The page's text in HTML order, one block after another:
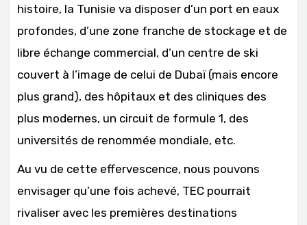
histoire, la Tunisie va disposer d’un port en eaux
profondes, d’une zone franche de stockage et de
libre échange commercial, d’un centre de ski
couvert à l’image de celui de Dubaï (mais encore
plus grand), des hôpitaux et des cliniques des
plus modernes, un circuit de formule 1, des
universités de renommée mondiale, etc.
Au vu de cette effervescence, nous pouvons
envisager qu’une fois achevé, TEC pourrait
rivaliser avec les premières destinations